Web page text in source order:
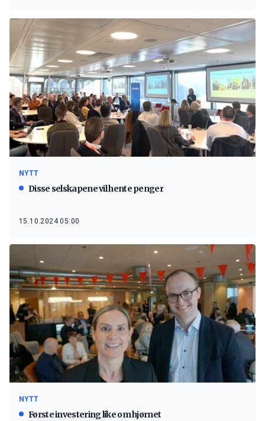
NYTT
Disse selskapene vil hente penger
15.10.2024 05:00
NYTT
Første investering like om hjørnet